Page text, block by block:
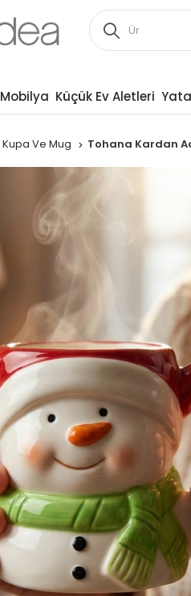
Mobilya Küçük Ev Aletleri
Kupa Ve Mug Tohana Kardan